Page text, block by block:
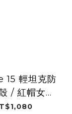
15 輕坦克防
/ 紅帽女孩
姆姆)